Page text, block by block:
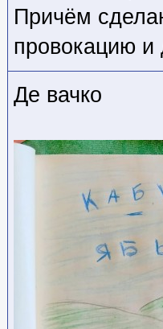
Причём
провокацию и
Де вачко